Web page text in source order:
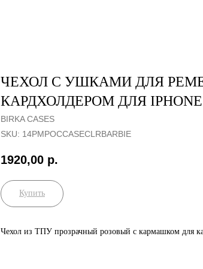
ЧЕХОЛ С УШКАМИ ДЛЯ
КАРДХОЛДЕРОМ ДЛЯ IPHONE
BIRKA CASES
SKU: 14PMPOCCASEСLRBARBIE
1920,00 р.
Купить
Чехол из ТПУ прозрачный розовый с кармашком для